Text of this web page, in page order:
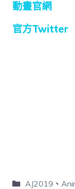
動畫官網
官方Twitter
AJ2019 、